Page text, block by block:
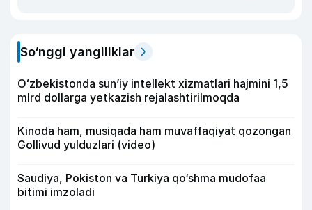
So‘nggi yangiliklar
Oʻzbekistonda sunʼiy intellekt xizmatlari hajmini 1,5
mlrd dollarga yetkazish rejalashtirilmoqda
Kinoda ham, musiqada ham muvaffaqiyat qozongan
Gollivud yulduzlari (video)
Saudiya, Pokiston va Turkiya qo‘shma mudofaa
bitimi imzoladi